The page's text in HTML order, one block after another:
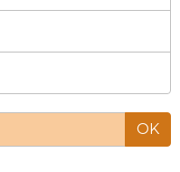
OK